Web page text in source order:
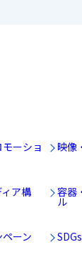
ーショ 映像
ア構 容器
ル
ーン SDGs